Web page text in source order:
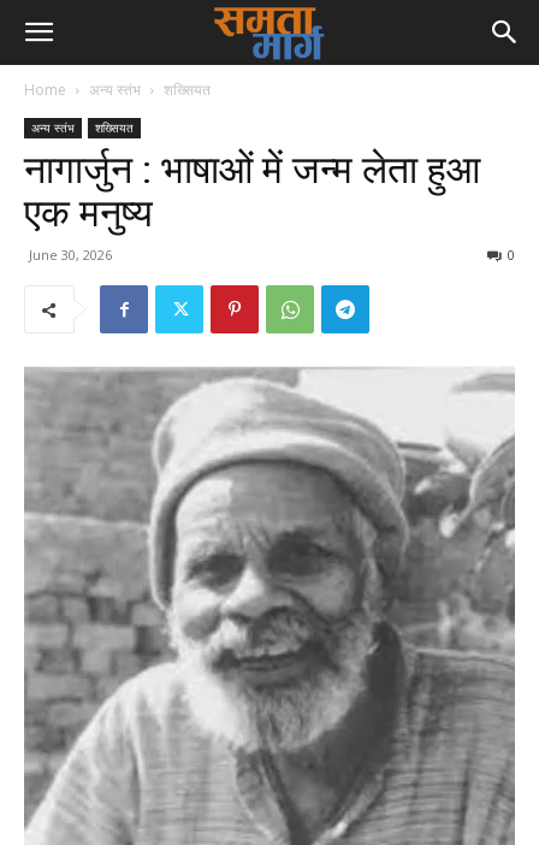
Home अन्य स्तंभ शख्सियत
अन्य स्तंभ शख्सियत
नागार्जुन : भाषाओं में जन्म लेता हुआ
एक मनुष्य
June 30, 2026 0